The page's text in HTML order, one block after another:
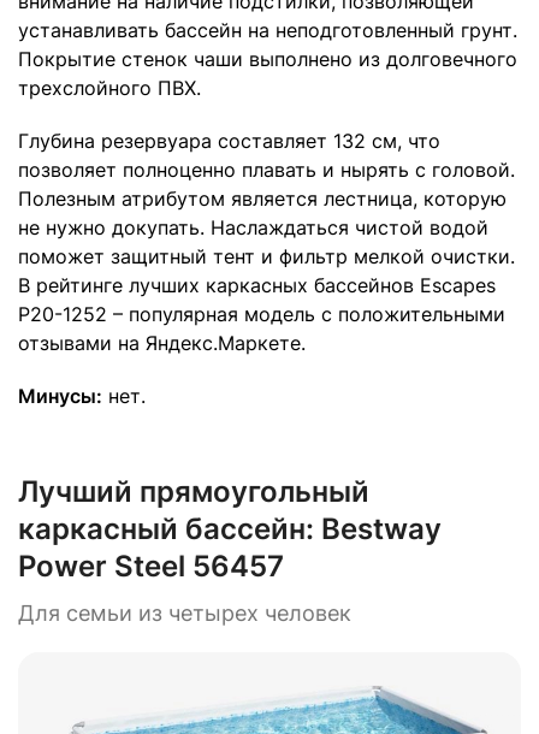
устанавливать бассейн на неподготовленный грунт.
Покрытие стенок чаши выполнено из долговечного
трехслойного ПВХ.
Глубина резервуара составляет 132 см, что
позволяет полноценно плавать и нырять с головой.
Полезным атрибутом является лестница, которую
не нужно докупать. Наслаждаться чистой водой
поможет защитный тент и фильтр мелкой очистки.
В рейтинге лучших каркасных бассейнов Escapes
P20-1252 – популярная модель с положительными
отзывами на Яндекс.Маркете.
Минусы: нет.
Лучший прямоугольный
каркасный бассейн: Bestway
Power Steel 56457
Для семьи из четырех человек